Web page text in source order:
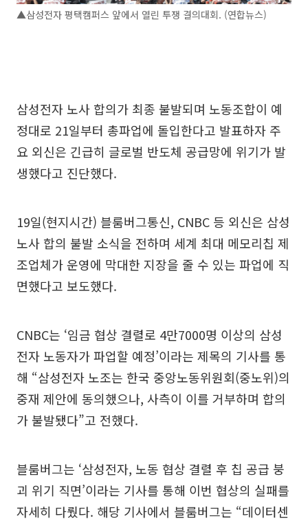
▲삼성전자 평택캠퍼스 앞에서 열린 투쟁 결의대회. (연합뉴스)
삼성전자 노사 합의가 최종 불발되며 노동조합이 예
정대로 21일부터 총파업에 돌입한다고 발표하자 주
요 외신은 긴급히 글로벌 반도체 공급망에 위기가 발
생했다고 진단했다.
19일(현지시간) 블룸버그통신, CNBC 등 외신은 삼성
노사 합의 불발 소식을 전하며 세계 최대 메모리칩 제
조업체가 운영에 막대한 지장을 줄 수 있는 파업에 직
면했다고 보도했다.
CNBC는 ‘임금 협상 결렬로 4만7000명 이상의 삼성
전자 노동자가 파업할 예정’이라는 제목의 기사를 통
해 “삼성전자 노조는 한국 중앙노동위원회(중노위)의
중재 제안에 동의했으나, 사측이 이를 거부하며 합의
가 불발됐다”고 전했다.
블룸버그는 ‘삼성전자, 노동 협상 결렬 후 칩 공급 붕
괴 위기 직면’이라는 기사를 통해 이번 협상의 실패를
자세히 다뤘다. 해당 기사에서 블룸버그는 “데이터센